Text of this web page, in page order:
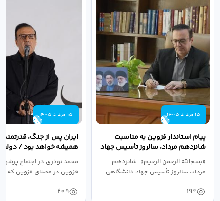
15 مرداد 1405
پیام استاندار قزوین به مناسبت
شانزدهم مرداد، سالروز تأسیس جهاد
دانشگاهی
«بسم‌الله الرحمن الرحیم» شانزدهم
مرداد، سالروز تأسیس جهاد دانشگاهی،...
194
15 مرداد 1405
ایران پس از جنگ،
همیشه خواهد بود / دولت
نبرد اقتصادی،...
محمد نوذری در اجتماع
قزوین در مصلای قزوین که
209